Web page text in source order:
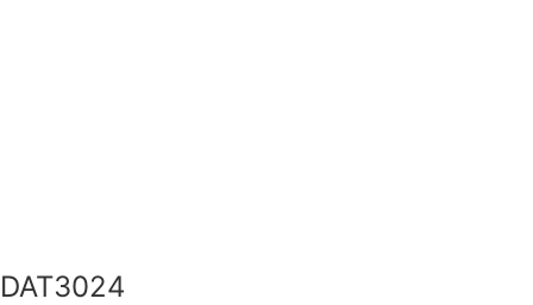
DAT3024